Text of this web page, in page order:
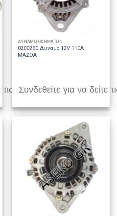
τιμές
ΔΥΝΑΜΟ ΟΧΗΜΑΤΩΝ
0200260 Δυναμό 12V 110A
MAZDA
Συνδεθείτε για να δείτε